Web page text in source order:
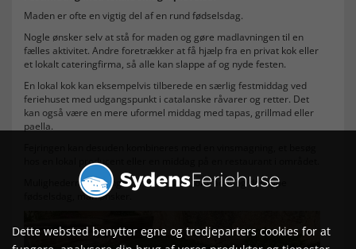
Maden er ofte en vigtig del af en rund fødselsdag.
Nogle ønsker selv at stå for maden og gøre madlavningen til en
fælles aktivitet. Andre foretrækker at få hjælp fra en privat kok eller
et lokalt cateringfirma, så alle kan slappe af og nyde festen.
En lokal kok kan eksempelvis tilberede en særlig festmiddag ved
feriehuset med udgangspunkt i catalanske råvarer og retter. Det
kan også være en mere uformel middag med tapas, grillmad eller
paella.
hos en lokal producent eller en middag på en restaurant i området.
Mulighederne afhænger af feriehuset, området og den type
fødselsdag, man ønsker.
Dette websted benytter egne og tredjeparters cookies for at